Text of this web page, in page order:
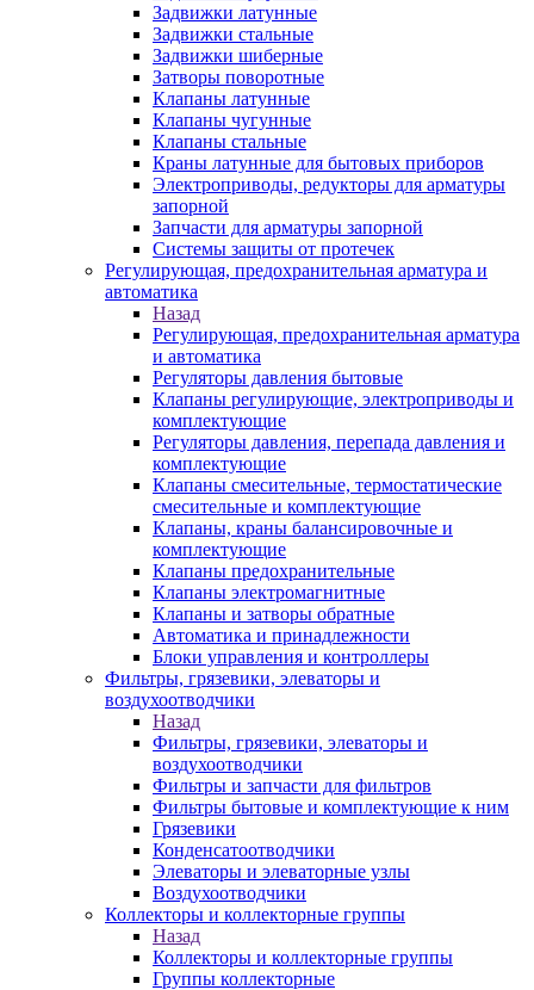
Задвижки латунные
Задвижки стальные
Задвижки шиберные
Затворы поворотные
Клапаны латунные
Клапаны чугунные
Клапаны стальные
Краны латунные для бытовых приборов
Электроприводы, редукторы для арматуры
запорной
Запчасти для арматуры запорной
Системы защиты от протечек
Регулирующая, предохранительная арматура и
автоматика
Назад
Регулирующая, предохранительная арматура
и автоматика
Регуляторы давления бытовые
Клапаны регулирующие, электроприводы и
комплектующие
Регуляторы давления, перепада давления и
комплектующие
Клапаны смесительные, термостатические
смесительные и комплектующие
Клапаны, краны балансировочные и
комплектующие
Клапаны предохранительные
Клапаны электромагнитные
Клапаны и затворы обратные
Автоматика и принадлежности
Блоки управления и контроллеры
Фильтры, грязевики, элеваторы и
воздухоотводчики
Назад
Фильтры, грязевики, элеваторы и
воздухоотводчики
Фильтры и запчасти для фильтров
Фильтры бытовые и комплектующие к ним
Грязевики
Конденсатоотводчики
Элеваторы и элеваторные узлы
Воздухоотводчики
Коллекторы и коллекторные группы
Назад
Коллекторы и коллекторные группы
Группы коллекторные